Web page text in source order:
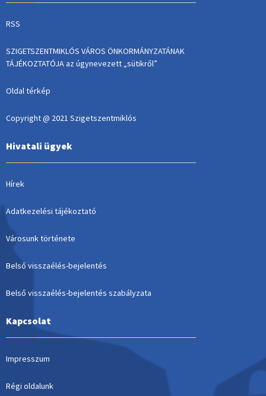
RSS
SZIGETSZENTMIKLÓS VÁROS ÖNKORMÁNYZATÁNAK
TÁJÉKOZTATÓJA az úgynevezett „sütikről”
Oldal térkép
Copyright @ 2021 Szigetszentmiklós
Hivatali ügyek
Hírek
Adatkezelési tájékoztató
Városunk története
Belső visszaélés-bejelentés
Belső visszaélés-bejelentés szabályzata
Kapcsolat
Impresszum
Régi oldalunk